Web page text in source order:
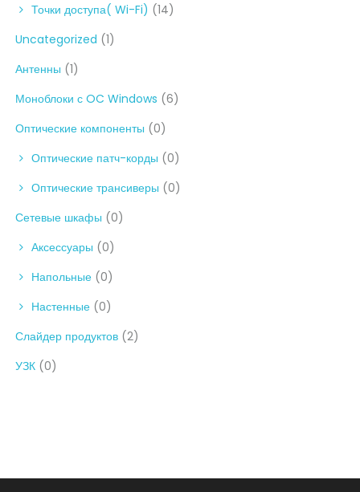
Точки доступа( Wi-Fi) (14)
Uncategorized (1)
Антенны (1)
Моноблоки с OC Windows (6)
Оптические компоненты (0)
Оптические патч-корды (0)
Оптические трансиверы (0)
Сетевые шкафы (0)
Аксессуары (0)
Напольные (0)
Настенные (0)
Слайдер продуктов (2)
УЗК (0)